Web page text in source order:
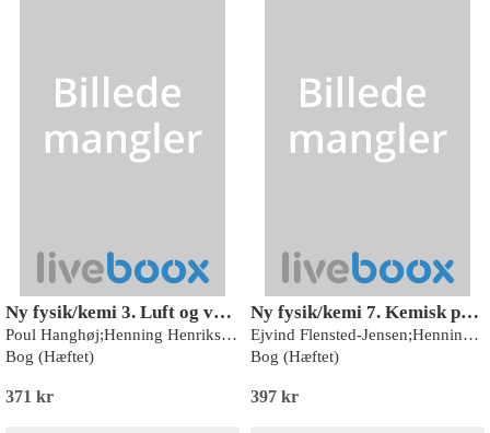
Ny fysik/kemi 3. Luft og vand
Poul Hanghøj;Henning Henriksen;Poul Thomsen;Ejvind Flensted-Jensen
Bog (Hæftet)
371 kr
Ny fysik/kemi 7. Kemisk produktion og forurening
Ejvind Flensted-Jensen;Henning Henriksen;Poul Thomsen
Bog (Hæftet)
397 kr